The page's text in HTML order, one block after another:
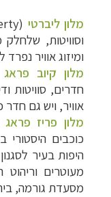
מלון ליברטי
וסוויטות,
ומיזוג אוויר
מלון קיוב פראג
חדרים, סוויטות
אוויר, ויש גם חדר
מלון פריז פראג
כוכבים
היפות בעיר
מעוטרים וריהוט
מסעדת גורמה,